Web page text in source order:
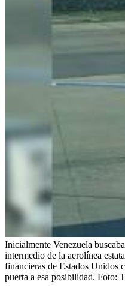
Inicialmente Venezuela
intermedio de la aerolínea
financieras de Estados Unidos
puerta a esa posibilidad. Foto: